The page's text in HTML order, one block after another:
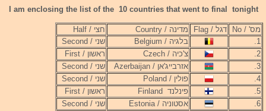
I am enclosing the list of the 10 countries that went to final tonight
מס' / No דגל / Flag מדינה / Country
חצי / Half
1.
בלגיה / Belgium
שני / Second
2.
צ'כיה / Czech
ראשון / First
3.
אזרבייג'אן / Azerbaijan
שני / Second
4.
פולין / Poland
שני / Second
5.
פינלנד Finland
ראשון / First
6.
אסטוניה / Estonia
שני / Second